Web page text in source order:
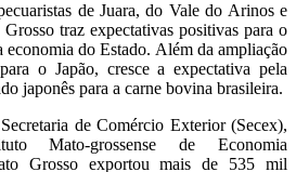
de Juara, do Vale do Arinos e
traz expectativas positivas para o
economia do Estado. Além da ampliação
o Japão, cresce a expectativa pela
japonês para a carne bovina brasileira.
de Comércio Exterior (Secex),
Mato-grossense de Economia
Grosso exportou mais de 535 mil